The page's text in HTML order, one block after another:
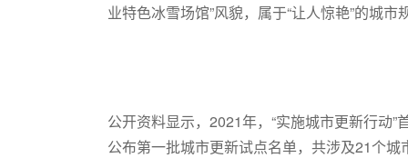
业特色冰雪场馆”风貌，属于“让人惊艳”的城市
公开资料显示，2021年，“实施城市更新行动
公布第一批城市更新试点名单，共涉及21个